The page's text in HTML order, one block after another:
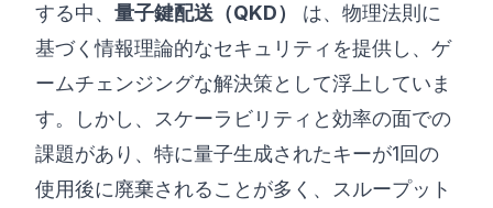
する中、 量子鍵配送（QKD）
は、物理法則に
基づく情報理論的なセキュリティを提供し、ゲ
ームチェンジングな解決策として浮上していま
す。しかし、スケーラビリティと効率の面での
課題があり、特に量子生成されたキーが1回の
使用後に廃棄されることが多く、スループット